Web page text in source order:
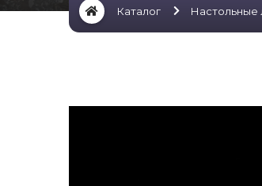
Каталог Настольные